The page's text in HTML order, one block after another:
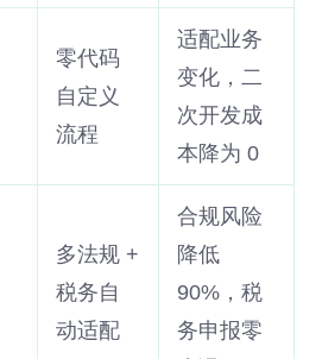
零代码
自定义
流程
适配业务
变化，二
次开发成
本降为 0
多法规 +
税务自
动适配
合规风险
降低
90%，税
务申报零